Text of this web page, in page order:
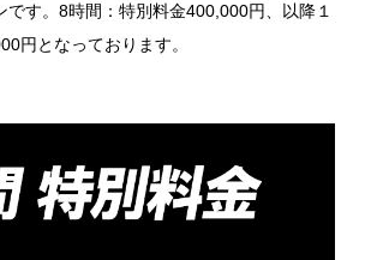
です。8時間：特別料金400,000円、以降１
円となっております。